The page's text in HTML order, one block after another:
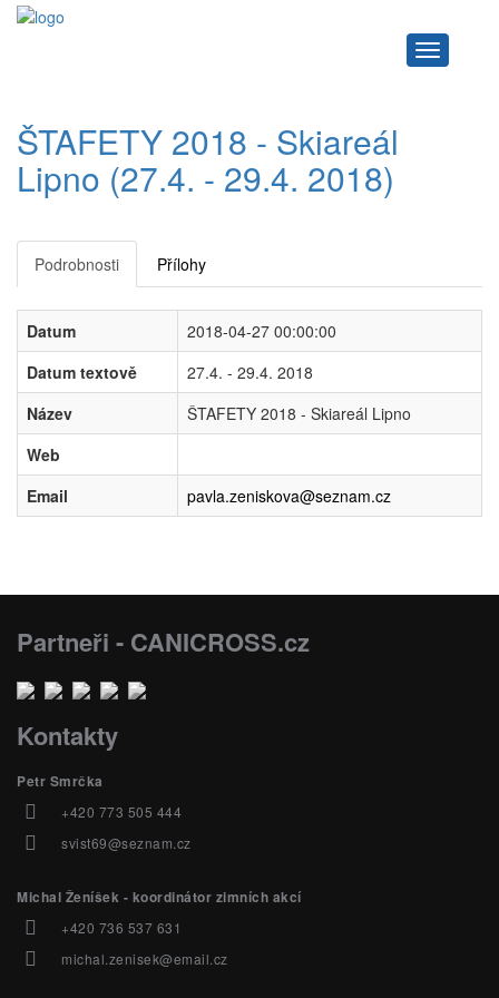
Navigace
ŠTAFETY 2018 - Skiareál
Lipno (27.4. - 29.4. 2018)
Podrobnosti Přílohy
Datum
2018-04-27 00:00:00
Datum textově
27.4. - 29.4. 2018
Název
ŠTAFETY 2018 - Skiareál Lipno
Web
Email
pavla.zeniskova@seznam.cz
Partneři - CANICROSS.cz
Kontakty
Petr Smrčka
+420 773 505 444
svist69@seznam.cz
Michal Ženíšek - koordinátor zimních akcí
+420 736 537 631
michal.zenisek@email.cz